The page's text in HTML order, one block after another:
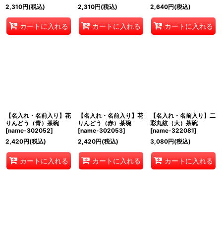
2,310円(税込)
カートに入れる
2,310円(税込)
カートに入れる
2,640円(税込)
カートに入れる
【名入れ・名前入り】花
りんどう（青）茶碗
[name-302052]
2,420円(税込)
カートに入れる
【名入れ・名前入り】花
りんどう（赤）茶碗
[name-302053]
2,420円(税込)
カートに入れる
【名入れ・名前入り】二
彩丸紋（大）茶碗
[name-322081]
3,080円(税込)
カートに入れる